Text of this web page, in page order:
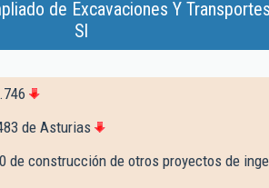
de Excavaciones Y
Sl
de Asturias
de construcción de otros proyectos de